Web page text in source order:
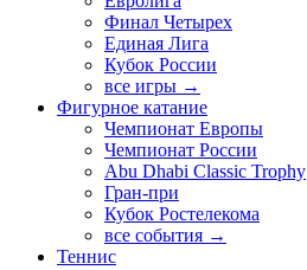
Финал Четырех
Единая Лига
Кубок России
все игры →
Фигурное катание
Чемпионат Европы
Чемпионат России
Abu Dhabi Classic Trophy
Гран-при
Кубок Ростелекома
все события →
Теннис